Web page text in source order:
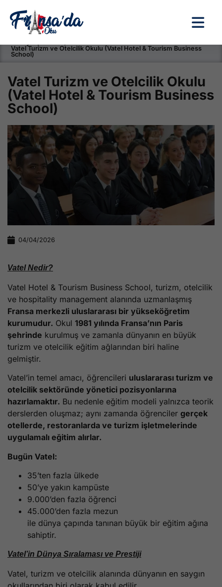
Vatel Turizm ve Otelcilik Okulu (Vatel Hotel & Tourism Business
School)
Vatel Turizm ve Otelcilik Okulu
(Vatel Hotel & Tourism Business
School)
04/04/2026
Vatel Nedir?
Vatel Hotel & Tourism Business School, turizm, otelcilik
ve hospitality management alanında uzmanlaşmış
Fransa merkezli uluslararası bir yükseköğretim
kurumudur. Okul 1981 yılında Fransa’nın Paris
şehrinde kurulmuş ve zamanla dünyanın en büyük
turizm ve otelcilik eğitim ağlarından biri haline
gelmiştir.
Vatel’in temel amacı, öğrencileri uluslararası turizm ve
otelcilik sektöründe yönetici pozisyonlarına
hazırlamaktır. Bu nedenle eğitim modeli yalnızca teorik
derslerden oluşmaz; aynı zamanda öğrenciler gerçek
otellerde, restoranlarda ve turizm işletmelerinde
uygulamalı eğitim alırlar.
Bugün Vatel:
35’ten fazla ülkede
50’ye yakın kampüste
9.000’den fazla öğrenci
45.000’den fazla mezun
ile dünya çapında tanınan büyük bir eğitim ağına
sahiptir.
Vatel’in Dünya Sıralaması ve Prestiji
Vatel, turizm ve otelcilik alanında dünyanın en saygın